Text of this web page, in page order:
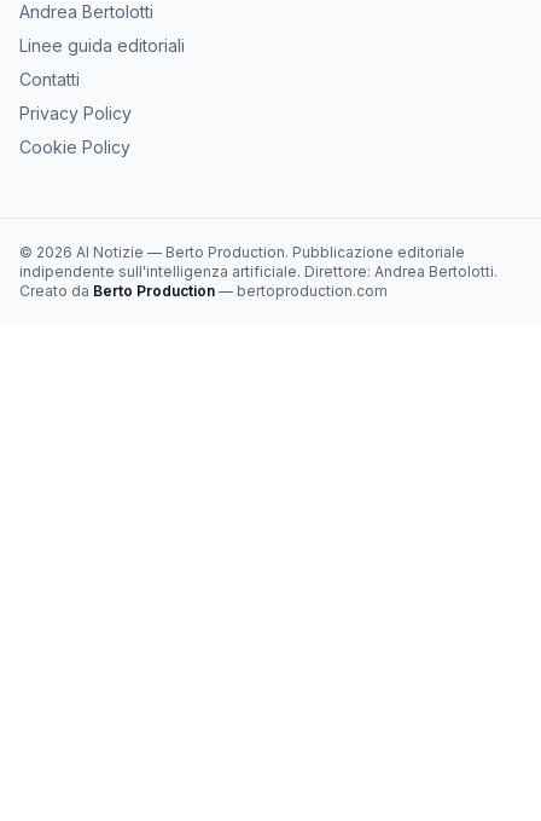
Andrea Bertolotti
Linee guida editoriali
Contatti
Privacy Policy
Cookie Policy
© 2026 AI Notizie — Berto Production. Pubblicazione editoriale
indipendente sull'intelligenza artificiale. Direttore: Andrea Bertolotti.
Creato da Berto Production — bertoproduction.com